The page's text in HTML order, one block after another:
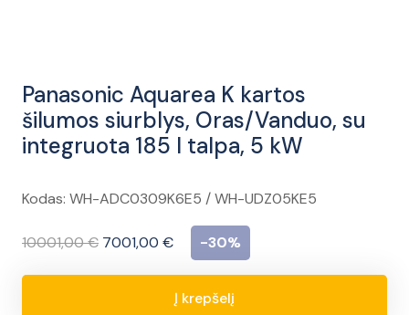
Panasonic Aquarea K kartos
šilumos siurblys, Oras/Vanduo, su
integruota 185 l talpa, 5 kW
Kodas: WH-ADC0309K6E5 / WH-UDZ05KE5
10001,00€ Original
7001,00 €Current
is:
-30%
Į krepšelį